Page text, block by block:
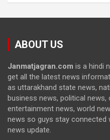
ABOUT US
Janmatjagran.com is a hindi
get all the latest news
as uttarakhand state news,
business news, political
entertainment news, world
news so guys stay
news update.